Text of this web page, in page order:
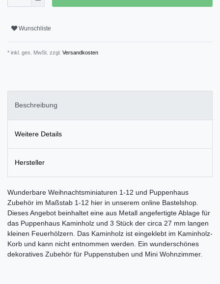
Wunschliste
* inkl. ges. MwSt. zzgl. Versandkosten
Beschreibung
Weitere Details
Hersteller
Wunderbare Weihnachtsminiaturen 1-12 und Puppenhaus
Zubehör im Maßstab 1-12 hier in unserem online Bastelshop.
Dieses Angebot beinhaltet eine aus Metall angefertigte Ablage für
das Puppenhaus Kaminholz und 3 Stück der circa 27 mm langen
kleinen Feuerhölzern. Das Kaminholz ist eingeklebt im Kaminholz-
Korb und kann nicht entnommen werden. Ein wunderschönes
dekoratives Zubehör für Puppenstuben und Mini Wohnzimmer.